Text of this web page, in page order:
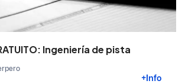
Ingeniería de pista
+Info